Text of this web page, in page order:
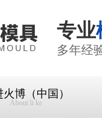
专业
多年经
火博（中国）
About li ke